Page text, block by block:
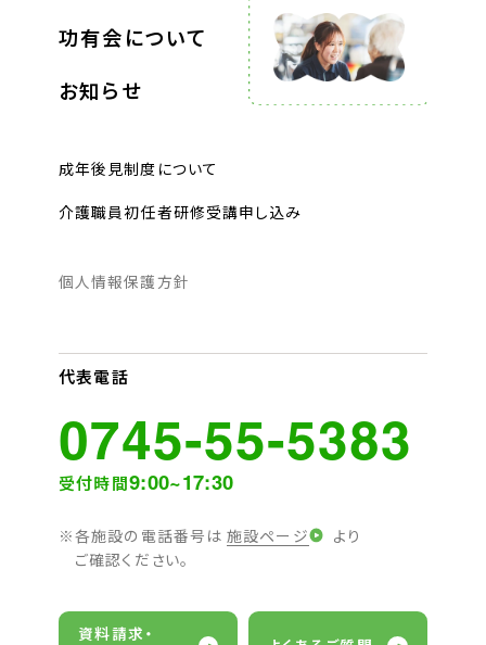
功有会について
お知らせ
成年後見制度について
介護職員初任者研修受講申し込み
個人情報保護方針
代表電話
0745-55-5383
受付時間9:00~17:30
各施設の電話番号は施設ページ
より
ご確認ください。
資料請求・